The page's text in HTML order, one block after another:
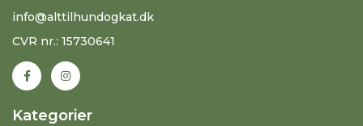
info@alttilhundogkat.dk
CVR nr.: 15730641
Kategorier